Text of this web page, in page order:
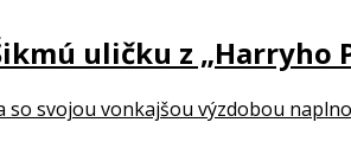
uličku z „Harryho
so svojou vonkajšou výzdobou